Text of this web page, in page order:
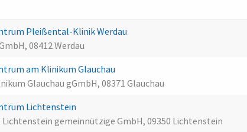
Pleißental-Klinik Werdau
08412 Werdau
am Klinikum Glauchau
Glauchau gGmbH, 08371 Glauchau
Lichtenstein
Lichtenstein gemeinnützige GmbH, 09350 Lichtenstein